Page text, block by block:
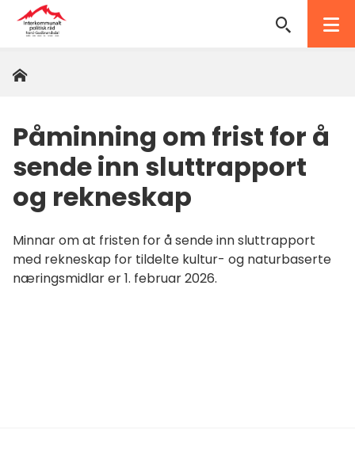
Interkommunalt
politisk
Nord-
Gudbrandsdal
DuHjem
Påminning om frist for å
sende inn sluttrapport
og rekneskap
Minnar om at fristen for å sende inn sluttrapport
med rekneskap for tildelte kultur- og naturbaserte
næringsmidlar er 1. februar 2026.